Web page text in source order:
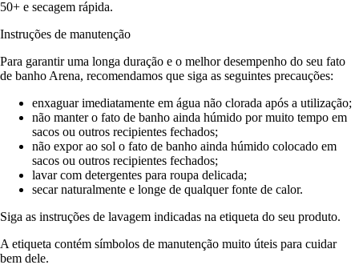
50+ e secagem rápida.
Instruções de manutenção
Para garantir uma longa duração e o melhor desempenho do seu fato
de banho Arena, recomendamos que siga as seguintes precauções:
enxaguar imediatamente em água não clorada após a utilização;
não manter o fato de banho ainda húmido por muito tempo em
sacos ou outros recipientes fechados;
não expor ao sol o fato de banho ainda húmido colocado em
sacos ou outros recipientes fechados;
lavar com detergentes para roupa delicada;
secar naturalmente e longe de qualquer fonte de calor.
Siga as instruções de lavagem indicadas na etiqueta do seu produto.
A etiqueta contém símbolos de manutenção muito úteis para cuidar
bem dele.